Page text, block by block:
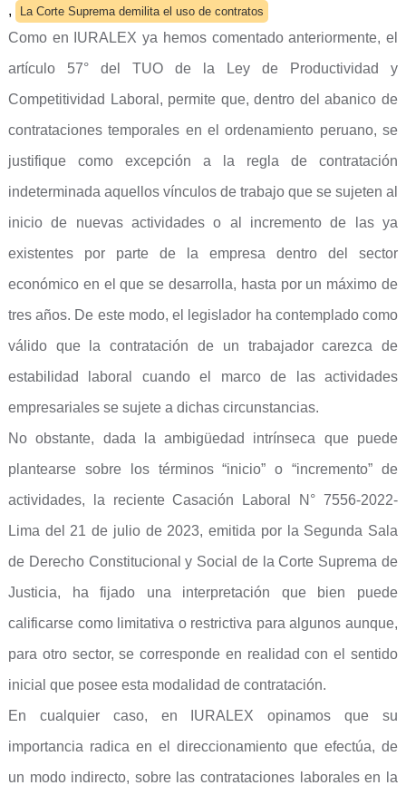
, La Corte Suprema demilita el uso de contratos
Como en IURALEX ya hemos comentado anteriormente, el
artículo 57° del TUO de la Ley de Productividad y
Competitividad Laboral, permite que, dentro del abanico de
contrataciones temporales en el ordenamiento peruano, se
justifique como excepción a la regla de contratación
indeterminada aquellos vínculos de trabajo que se sujeten al
inicio de nuevas actividades o al incremento de las ya
existentes por parte de la empresa dentro del sector
económico en el que se desarrolla, hasta por un máximo de
tres años. De este modo, el legislador ha contemplado como
válido que la contratación de un trabajador carezca de
estabilidad laboral cuando el marco de las actividades
empresariales se sujete a dichas circunstancias.
No obstante, dada la ambigüedad intrínseca que puede
plantearse sobre los términos “inicio” o “incremento” de
actividades, la reciente Casación Laboral N° 7556-2022-
Lima del 21 de julio de 2023, emitida por la Segunda Sala
de Derecho Constitucional y Social de la Corte Suprema de
Justicia, ha fijado una interpretación que bien puede
calificarse como limitativa o restrictiva para algunos aunque,
para otro sector, se corresponde en realidad con el sentido
inicial que posee esta modalidad de contratación.
En cualquier caso, en IURALEX opinamos que su
importancia radica en el direccionamiento que efectúa, de
un modo indirecto, sobre las contrataciones laborales en la